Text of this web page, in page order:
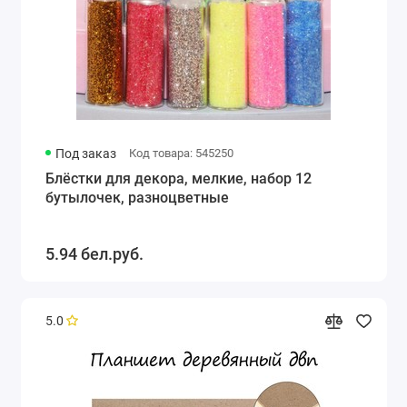
Под заказ Код товара: 545250
Блёстки для декора, мелкие, набор 12
бутылочек, разноцветные
5.94 бел.руб.
5.0